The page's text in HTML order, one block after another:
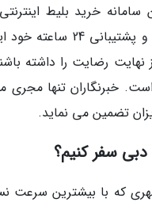
سامانه خرید بلیط
خدمات و
نهایت رضایت را داشته
خبرنگاران تنها مجری
تضمین می نماید.
دبی سفر کنیم؟